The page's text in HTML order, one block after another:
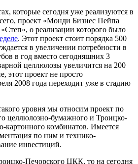
которые сегодня уже реализуются в
проект «Монди Бизнес Пейпа
о реализации которого было
. Этот проект стоит порядка 500
в увеличении потребности в
в год вместо сегодняшних 3
целлюлозы увеличится на 200
этот проект не просто
2008 года переходит уже в стадию
уровня мы относим проект по
целлюлозно-бумажного и Троицко-
картонного комбинатов. Имеется
по ним и технико-
инвестиций.
Печорского ЦКК, то на сегодня